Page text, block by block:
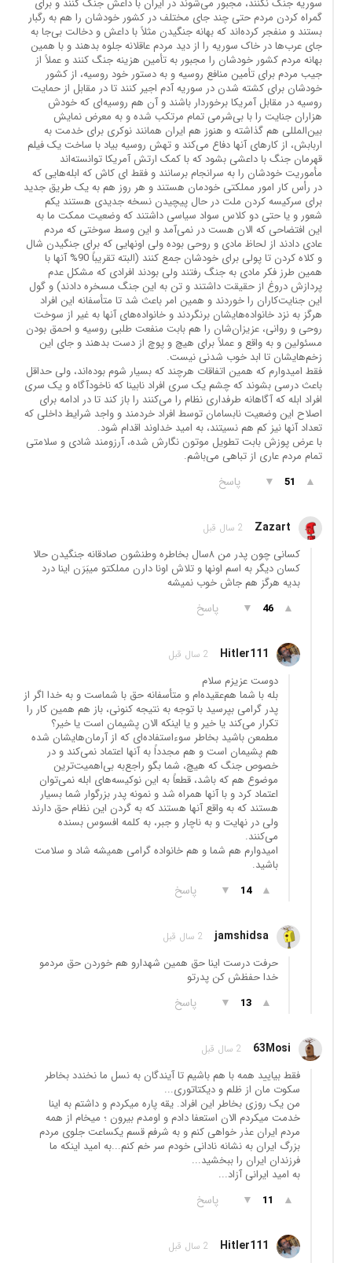
سوریه جنگ نکنند، مجبور می‌شوند در ایران با داعش جنگ کنند و برای
گمراه کردن مردم حتی چند جای مختلف در کشور خودشان را هم به رگبار
بستند و منفجر کرده‌اند که بهانه جنگیدن مثلاً با داعش و دخالت بی‌جا به
جای عرب‌ها در خاک سوریه را از دید مردم عاقلانه جلوه بدهند و با همین
بهانه مردم کشور خودشان را مجبور به تأمین هزینه جنگ کنند و عملاً از
جیب مردم برای تأمین منافع روسیه و به دستور خود روسیه، از کشور
خودشان برای کشته شدن در سوریه آدم اجیر کنند تا در مقابل از حمایت
روسیه در مقابل آمریکا برخوردار باشند و آن هم روسیه‌ای که خودش
هزاران جنایت را با بی‌شرمی تمام مرتکب شده و به معرض نمایش
بین‌المللی هم گذاشته و هنوز هم ایران همانند نوکری برای خدمت به
اربابش، از کارهای آنها دفاع می‌کند و تهش روسیه بیاد با ساخت یک فیلم
قهرمان جنگ با داعشی بشود که با کمک ارتش آمریکا توانسته‌اند
مأموریت خودشان را به سرانجام برسانند و فقط ای کاش که ابله‌هایی که
در رأس کار امور مملکتی خودمان هستند و هر روز هم به یک طریق جدید
برای سرکیسه کردن ملت در حال پیچیدن نسخه جدیدی هستند یکم
شعور و یا حتی دو کلاس سواد سیاسی داشتند که وضعیت ممکت ما به
این افتضاحی که الان هست در نمی‌آمد و این وسط سوختی که مردم
عادی دادند از لحاظ مادی و روحی بوده ولی اونهایی که برای جنگیدن شال
و کلاه کردن تا پولی برای خودشان جمع کنند (البته تقریباً 90% آنها با
همین طرز فکر مادی به جنگ رفتند ولی بودند افرادی که مشکل عدم
پردازش دروغ از حقیقت داشتند و تن به این جنگ مسخره دادند) و گول
این جنایت‌کاران را خوردند و همین امر باعث شد تا متأسفانه این افراد
هرگز به نزد خانواده‌هایشان برنگردند و خانواده‌های آنها به غیر از سوخت
روحی و روانی، عزیزان‌شان را هم بابت منفعت طلبی روسیه و احمق بودن
مسئولین و به واقع و عملاً برای هیچ و پوچ از دست بدهند و جای این
زخم‌هایشان تا ابد خوب شدنی نیست.
فقط امیدوارم که همین اتفاقات هرچند که بسیار شوم بوده‌اند، ولی حداقل
باعث درسی بشوند که چشم یک سری افراد نابینا که ناخودآگاه و یک سری
افراد ابله که آگاهانه طرفداری نظام را می‌کنند را باز کند تا در ادامه برای
اصلاح این وضعیت نابسامان توسط افراد خردمند و واجد شرایط داخلی که
تعداد آنها نیز کم هم نسیتند، به امید خداوند اقدام شود.
با عرض پوزش بابت تطویل موتون نگارش شده، آرزومند شادی و سلامتی
تمام مردم عاری از تباهی می‌باشم.
▲
51
▼ پاسخ
Zazart 2 سال قبل
کسانی چون پدر من ۸سال بخاطره وطنشون صادقانه جنگیدن حالا
کسان دیگر به اسم اونها و تلاش اونا دارن مملکتو میبَرَن اینا درد
بدیه هرگز هم جاش خوب نمیشه
▲
46
▼ پاسخ
Hitler111 2 سال قبل
دوست عزیزم سلام
بله با شما هم‌عقیده‌ام و متأسفانه حق با شماست و به خدا اگر از
پدر گرامی بپرسید با توجه به نتیجه کنونی، باز هم همین کار را
تکرار می‌کند یا خیر و یا اینکه الان پشیمان است یا خیر؟
مطمعن باشید بخاطر سوءاستفاده‌ای که از آرمان‌هایشان شده
هم پشیمان است و هم مجدداً به آنها اعتماد نمی‌کند و در
خصوص جنگ که هیچ، شما بگو راجع‌به بی‌اهمیت‌ترین
موضوع هم که باشد، قطعاً به این نوکیسه‌های ابله نمی‌توان
اعتماد کرد و با آنها همراه شد و نمونه پدر بزرگوار شما بسیار
هستند که به واقع آنها هستند که به گردن این نظام حق دارند
ولی در نهایت و به ناچار و جبر، به کلمه افسوس بسنده
می‌کنند.
امیدوارم هم شما و هم خانواده گرامی همیشه شاد و سلامت
باشید.
▲
14
▼ پاسخ
jamshidsa 2 سال قبل
حرفت درست اینا حق همین شهدارو هم خوردن حق مردمو
خدا حفظش کن پدرتو
▲
13
▼ پاسخ
63Mosi 2 سال قبل
فقط بیایید همه با هم باشیم تا آیندگان به نسل ما نخندد بخاطر
سکوت مان از ظلم و دیکتاتوری...
من یک روزی بخاطر این افراد. یقه پاره میکردم و داشتم به اینا
خدمت میکردم الان استعفا دادم و اومدم بیرون ؛ میخام از همه
مردم ایران عذر خواهی کنم و به شرفم قسم یکساعت جلوی مردم
بزرگ ایران به نشانه نادانی خودم سر خم کنم...به امید اینکه ما
فرزندان ایران را ببخشید...
به امید ایرانی آزاد...
▲
11
▼ پاسخ
Hitler111 2 سال قبل